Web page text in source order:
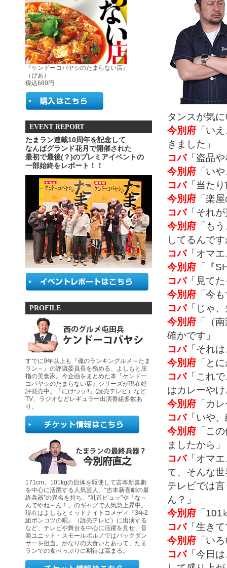
『ケンドーコバヤシのたまらない店』
（ぴあ）
税込680円
EVENT REPORT
たまラン連載10周年を記念して
なんばグランド花月で開催された
最初で最後(？)のプレミアイベントの
一部始終をレポート！！
PROFILE
すでに9年以上も『魂のランキングルメ～たま
ラン～』の評議委員長を務める、よしもと屈
指の美食家。今企画をまとめた本『ケンドー
コバヤシのたまらない店』シリーズが現在好
評発売中。『にけつッ!!』(読売テレビ）など
TV、ラジオなどレギュラー出演番組多数あ
り。
171cm、101kgの巨体を駆使して吉本新喜劇
を中心に活躍する人気芸人。“吉本新喜劇の最
終兵器”の異名を持ち、“乳首ピュッ”や「な～
んでやね～ん！」のギャグで人気急上昇中。
現在はよしもとミッドナイトコメディ『3年2
組ポンコツの唄』（読売テレビ）に出演する
など、テレビや舞台を中心に活躍を見せ、音
楽ユニット・スモールポルノではバックダン
サーを担当。かなりの大食いとあって、たま
ランでの食べっぷりに期待は高まる。
タンスが気
今別府 「い
きました」
コバ「盗品
今別府 「い
コバ「当た
今別府 「楽
コバ「それ
今別府 「も
してるんで
コバ「オマ
今別府 「『
コバ「見て
今別府 「今
コバ「じゃ
今別府 「（
確かです」
コバ「それ
今別府 「と
コバ「これ
はカレーや
今別府 「カ
コバ「いや
今別府 「こ
ましたから」
コバ「オマ
て、そんな
テレビでは
ん？」
今別府 「
コバ「生き
今別府 「い
コバ「今日